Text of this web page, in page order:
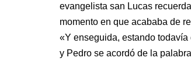
evangelista san Lucas
momento en que acababa de
«Y enseguida, estando
y Pedro se acordó de la